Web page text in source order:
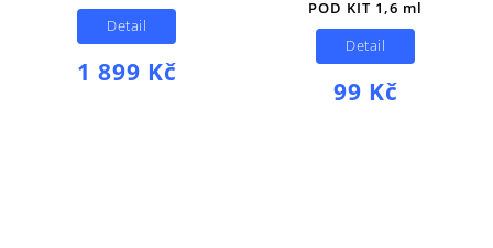
1 899 Kč
Detail
POD KIT 1,6 ml
99 Kč
Detail